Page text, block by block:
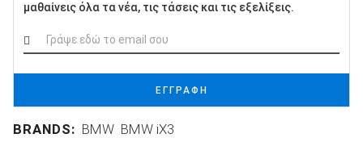
μαθαίνεις όλα τα νέα, τις τάσεις και τις εξελίξεις.
ΕΓΓΡΑΦΗ
BRANDS: BMW BMW iX3